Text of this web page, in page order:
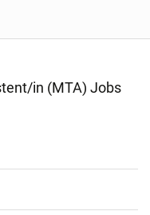
in (MTA) Jobs